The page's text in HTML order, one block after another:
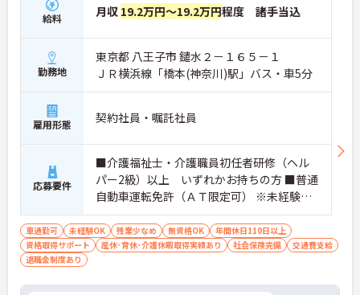
給料 月収 19.2万円～19.2万円程度 諸手当込
勤務地
東京都 八王子市 鑓水２－１６５－１
ＪＲ横浜線「橋本(神奈川)駅」バス・車5分
雇用形態 契約社員・嘱託社員
応募要件
■介護福祉士・介護職員初任者研修（ヘル
パー2級）以上 いずれかお持ちの方 ■普通
自動車運転免許（ＡＴ限定可） ※未経験の
方でも親切丁寧にサポート致します
車通勤可 未経験OK 残業少なめ 無資格OK
年間休日110日以上
資格取得サポート
産休･育休･介護休暇取得実績あり 社会保険完備
交通費支給
退職金制度あり